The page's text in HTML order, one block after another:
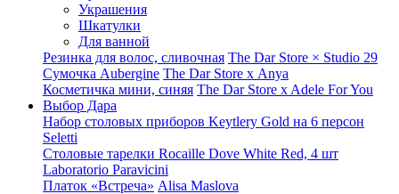
Украшения
Шкатулки
Для ванной
Резинка для волос, сливочная The Dar Store × Studio 29
Сумочка Aubergine The Dar Store x Anya
Косметичка мини, синяя The Dar Store x Adele For You
Выбор Дара
Набор столовых приборов Keytlery Gold на 6 персон
Seletti
Столовые тарелки Rocaille Dove White Red, 4 шт
Laboratorio Paravicini
Платок «Встреча» Alisa Maslova